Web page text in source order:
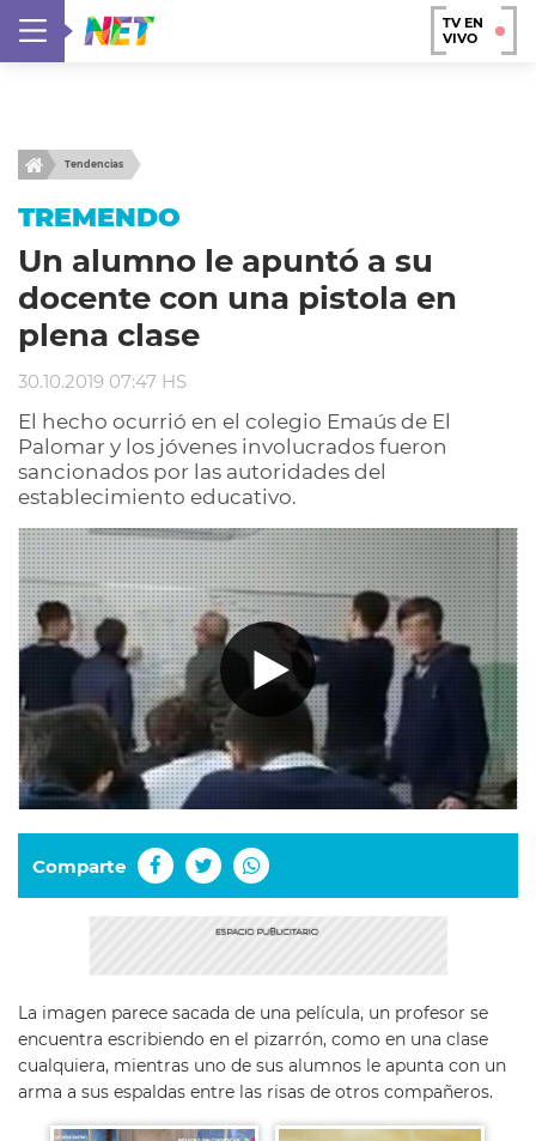
TV EN
VIVO
Tendencias
TREMENDO
Un alumno le apuntó a su
docente con una pistola en
plena clase
30.10.2019 07:47 HS
El hecho ocurrió en el colegio Emaús de El
Palomar y los jóvenes involucrados fueron
sancionados por las autoridades del
establecimiento educativo.
Comparte
La imagen parece sacada de una película, un profesor se
encuentra escribiendo en el pizarrón, como en una clase
cualquiera, mientras uno de sus alumnos le apunta con un
arma a sus espaldas entre las risas de otros compañeros.